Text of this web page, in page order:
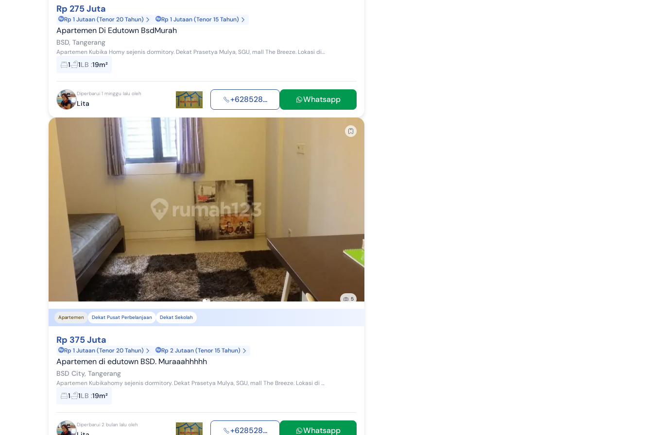
Rp 275 Juta
Rp 1 Jutaan (Tenor 20 Tahun) Rp 1 Jutaan (Tenor 15 Tahun)
Apartemen Di Edutown BsdMurah
BSD, Tangerang
Apartemen Kubika Homy sejenis dormitory. Dekat Prasetya Mulya, SGU, mall The Breeze. Lokasi di kawasan Edu Town BSD. Dapat cashback guarantee 2jt/b...
1 1LB :19m²
Diperbarui 1 minggu lalu oleh
Lita +628528... Whatsapp
5
Apartemen Dekat Pusat Perbelanjaan Dekat Sekolah
Rp 375 Juta
Rp 1 Jutaan (Tenor 20 Tahun) Rp 2 Jutaan (Tenor 15 Tahun)
Apartemen di edutown BSD. Muraaahhhhh
BSD City, Tangerang
Apartemen Kubikahomy sejenis dormitory. Dekat Prasetya Mulya, SGU, mall The Breeze. Lokasi di kawasan EduTown. Dapat cashback guarantee 2jt/bln sd ...
1 1LB :19m²
Diperbarui 2 bulan lalu oleh
+628528... Whatsapp